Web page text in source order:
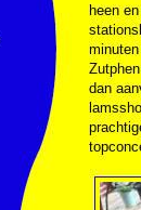
heen
dan